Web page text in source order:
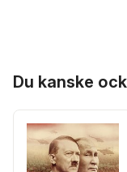
Du kanske